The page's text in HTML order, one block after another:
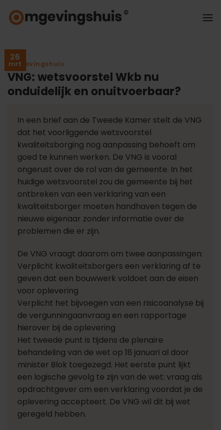
naar
26
mrt
Omgevingshuis
VNG: wetsvoorstel Wkb nu
onduidelijk en onuitvoerbaar?
In een brief aan de Tweede Kamer stelt de VNG
dat het voorliggende wetsvoorstel
kwaliteitsborging nog aanpassing behoeft om
goed te kunnen werken. De VNG is vooral
ongerust over de rol van de gemeente. In het
huidige wetsvoorstel zou de gemeente bij het
ontbreken van een verklaring van een
kwaliteitsborger moeten handhaven tegen de
nieuwe eigenaar zonder informatie over de
problemen die er zijn.
De VNG vraagt daarom om twee aanpassingen:
Verplicht kwaliteitsborgers een verklaring af te
geven dat een bouwwerk voldoet aan de eisen
voor oplevering
Verplicht het bijvoegen van een risicoanalyse bij
de vergunningaanvraag en een rapportage
hierover bij de oplevering
Het tweede punt is tijdens de plenaire
behandeling van de wet op 18 januari al door
minister Blok toegezegd. Het eerste punt lijkt
een logische gevolg te zijn van de wet: vraag als
opdrachtgever om een verklaring voordat je de
oplevering accepteert. De VNG wil dit bij wet
geregeld hebben.